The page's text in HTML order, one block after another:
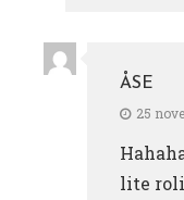
ÅSE
25
lite